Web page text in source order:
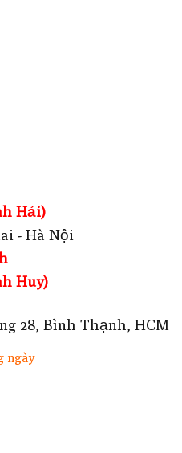
Hải)
- Hà Nội
Huy)
28, Bình Thạnh, HCM
ngày